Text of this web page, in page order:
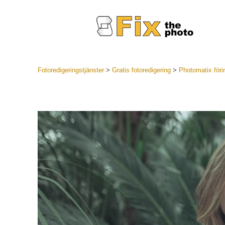
Best Deal
Mobila
Fotoredigeringstjänster> Gratis fotoredigering> Photomatix